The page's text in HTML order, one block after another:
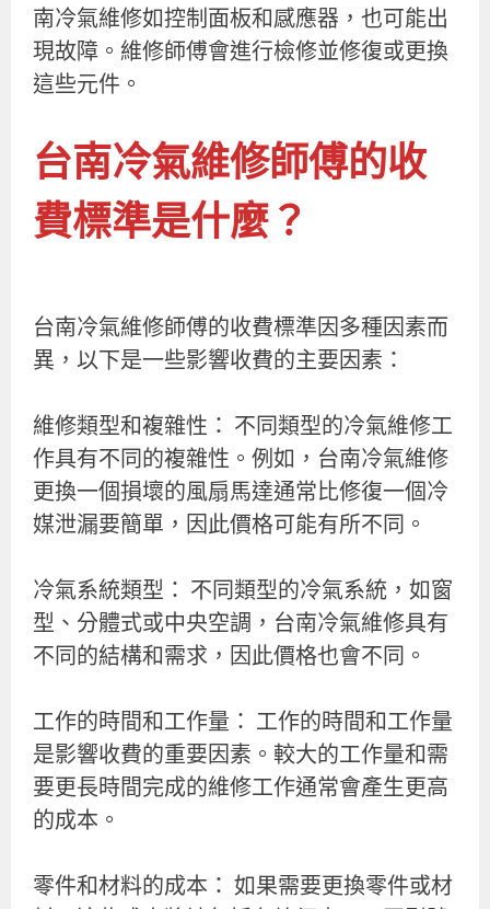
南冷氣維修如控制面板和感應器，也可能出
現故障。維修師傅會進行檢修並修復或更換
這些元件。
台南冷氣維修師傅的收
費標準是什麼？
台南冷氣維修師傅的收費標準因多種因素而
異，以下是一些影響收費的主要因素：
維修類型和複雜性： 不同類型的冷氣維修工
作具有不同的複雜性。例如，台南冷氣維修
更換一個損壞的風扇馬達通常比修復一個冷
媒泄漏要簡單，因此價格可能有所不同。
冷氣系統類型： 不同類型的冷氣系統，如窗
型、分體式或中央空調，台南冷氣維修具有
不同的結構和需求，因此價格也會不同。
工作的時間和工作量： 工作的時間和工作量
是影響收費的重要因素。較大的工作量和需
要更長時間完成的維修工作通常會產生更高
的成本。
零件和材料的成本： 如果需要更換零件或材